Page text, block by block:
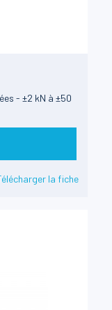
- ±2 kN à ±50
la fiche